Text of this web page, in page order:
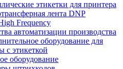
этикетки для принтера
лента DNP
Frequency
автоматизации производства
оборудование для
с этикеткой
оборудование